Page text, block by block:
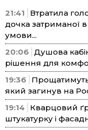
21:41
Втратила
дочка затриманої
умови...
20:06 Душова
рішення для
19:36
який загинув на
19:14
Кварцовий
штукатурку і